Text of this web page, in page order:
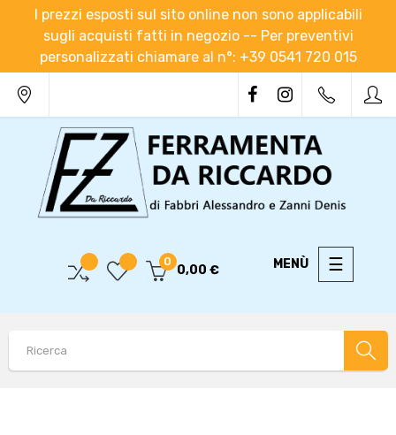
I prezzi esposti sul sito online non sono applicabili
sugli acquisti fatti in negozio -- Per preventivi
personalizzati chiamare al n°: +39 0541 720 015
Toggle
☰
0
0,00 €